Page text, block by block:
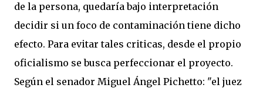
de la persona, quedaría bajo interpretación
decidir si un foco de contaminación tiene dicho
efecto. Para evitar tales criticas, desde el propio
oficialismo se busca perfeccionar el proyecto.
Según el senador Miguel Ángel Pichetto: "el juez